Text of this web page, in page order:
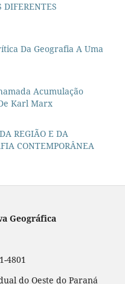
DIFERENTES
Da Geografia A Uma
Acumulação
Karl Marx
REGIÃO E DA
CONTEMPORÂNEA
Geográfica
4801
do Oeste do Paraná